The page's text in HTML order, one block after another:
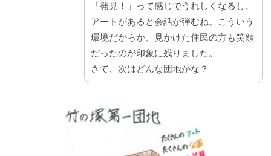
「発見！」って感じでうれしくなるし、
アートがあると会話が弾むね。こういう
環境だからか、見かけた住民の方も笑顔
だったのが印象に残りました。
さて、次はどんな団地かな？